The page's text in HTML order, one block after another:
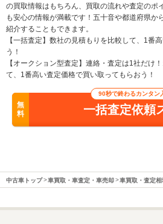
の買取情報はもちろん、買取の流れや査定のポ
も安心の情報が満載です！五十音や都道府県か
紹介することもできます。
【一括査定】数社の見積もりを比較して、1番
う！
【オークション型査定】連絡・査定は1社だけ
て、1番高い査定価格で買い取ってもらおう！
無
料
90秒で終わるカンタン
一括査定依頼
中古車トップ 車買取・車査定・車売却 車買取・査定相